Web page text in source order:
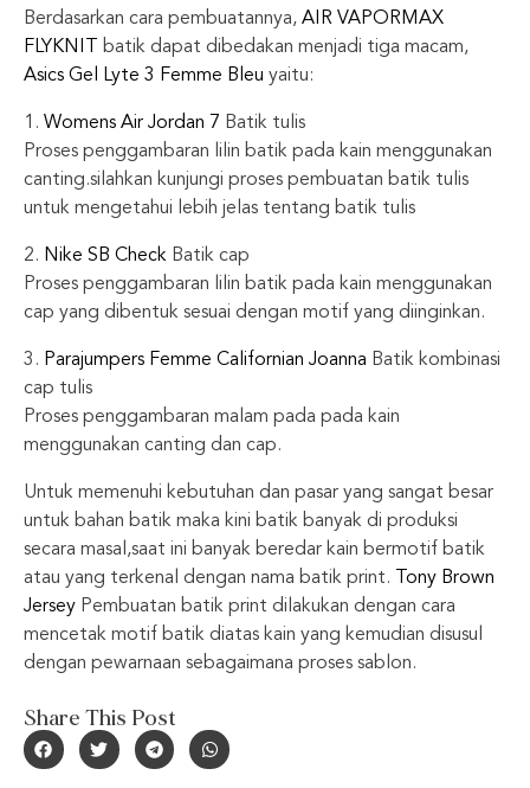
Berdasarkan cara pembuatannya, AIR VAPORMAX
FLYKNIT
batik dapat dibedakan menjadi tiga macam,
Asics Gel Lyte 3 Femme Bleu yaitu:
1. Womens Air Jordan 7 Batik tulis
Proses penggambaran lilin batik pada kain menggunakan
canting.silahkan kunjungi proses pembuatan batik tulis
untuk mengetahui lebih jelas tentang batik tulis
2. Nike SB Check Batik cap
Proses penggambaran lilin batik pada kain menggunakan
cap yang dibentuk sesuai dengan motif yang diinginkan.
3. Parajumpers Femme Californian Joanna Batik kombinasi
cap tulis
Proses penggambaran malam pada pada kain
menggunakan canting dan cap.
Untuk memenuhi kebutuhan dan pasar yang sangat besar
untuk bahan batik maka kini batik banyak di produksi
secara masal,saat ini banyak beredar kain bermotif batik
atau yang terkenal dengan nama batik print.
Tony Brown
Jersey Pembuatan batik print dilakukan dengan cara
mencetak motif batik diatas kain yang kemudian disusul
dengan pewarnaan sebagaimana proses sablon.
Share This Post